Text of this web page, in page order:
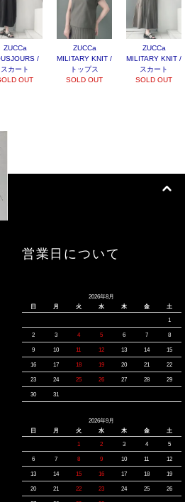
ZUCCa
/
スカート
OUT
ZUCCa
MILITARY KNIT /
トップス
SOLD OUT
ZUCCa
MILITARY KNIT /
スカート
SOLD OUT
営業日について
2026年8月
日
月 火 水 木 金
土
1
2 3 4 5 6 7 8
9 10 11 12 13 14 15
16 17 18 19 20 21 22
23 24 25 26 27 28 29
30 31
2026年9月
日
月 火 水 木 金
土
1
2 3 4 5
6 7 8 9 10 11 12
13 14 15 16 17 18 19
20 21 22 23 24 25 26